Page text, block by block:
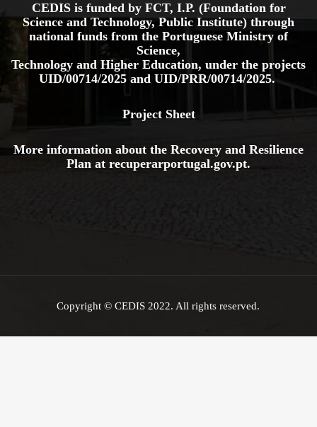
CEDIS is funded by FCT, I.P. (Foundation for
Science and Technology, Public Institute) through
national funds from the Portuguese Ministry of
Science,
Technology and Higher Education, under the projects
UID/00714/2025 and UID/PRR/00714/2025.
Project Sheet
More information about the Recovery and Resilience
Plan at recuperarportugal.gov.pt.
Copyright © CEDIS 2022. All rights reserved.